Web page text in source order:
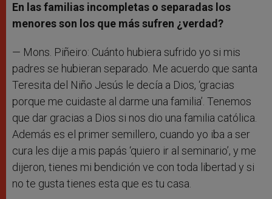
En las familias incompletas o separadas los
menores son los que más sufren ¿verdad?
— Mons. Piñeiro: Cuánto hubiera sufrido yo si mis
padres se hubieran separado. Me acuerdo que santa
Teresita del Niño Jesús le decía a Dios, ‘gracias
porque me cuidaste al darme una familia’. Tenemos
que dar gracias a Dios si nos dio una familia católica.
Además es el primer semillero, cuando yo iba a ser
cura les dije a mis papás ‘quiero ir al seminario’, y me
dijeron, tienes mi bendición ve con toda libertad y si
no te gusta tienes esta que es tu casa.